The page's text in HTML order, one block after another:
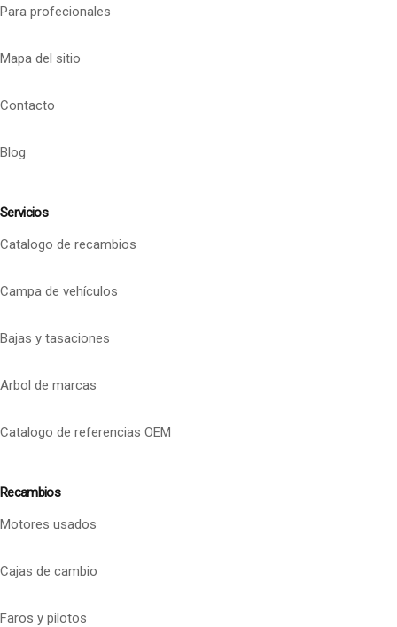
Para profecionales
Mapa del sitio
Contacto
Blog
Servicios
Catalogo de recambios
Campa de vehículos
Bajas y tasaciones
Arbol de marcas
Catalogo de referencias OEM
Recambios
Motores usados
Cajas de cambio
Faros y pilotos